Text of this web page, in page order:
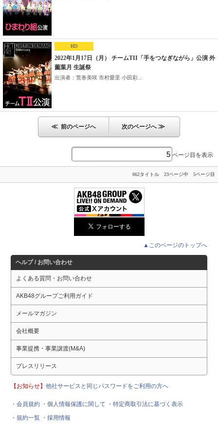
HD
2022年1月17日（月） チームTII「手をつなぎながら」公演 外
薗葉月 生誕祭
出演者：荒巻美咲 市村愛里 小田彩...
≪ 前のページへ 次のページへ≫
ページ目を表示
662タイトル 23ページ中 5ページ目
▲このページのトップへ
ヘルプ / お問い合わせ
よくある質問・お問い合わせ
AKB48グループご利用ガイド
メールマガジン
会社概要
事業提携・事業譲渡(M&A)
プレスリリース
【お知らせ】他社サービスと同じパスワードをご利用の方へ
・会員規約 ・個人情報保護に関して
・特定商取引法に基づく表示
・規約一覧 ・採用情報